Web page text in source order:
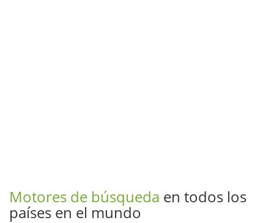
Motores de búsqueda en todos los
países en el mundo